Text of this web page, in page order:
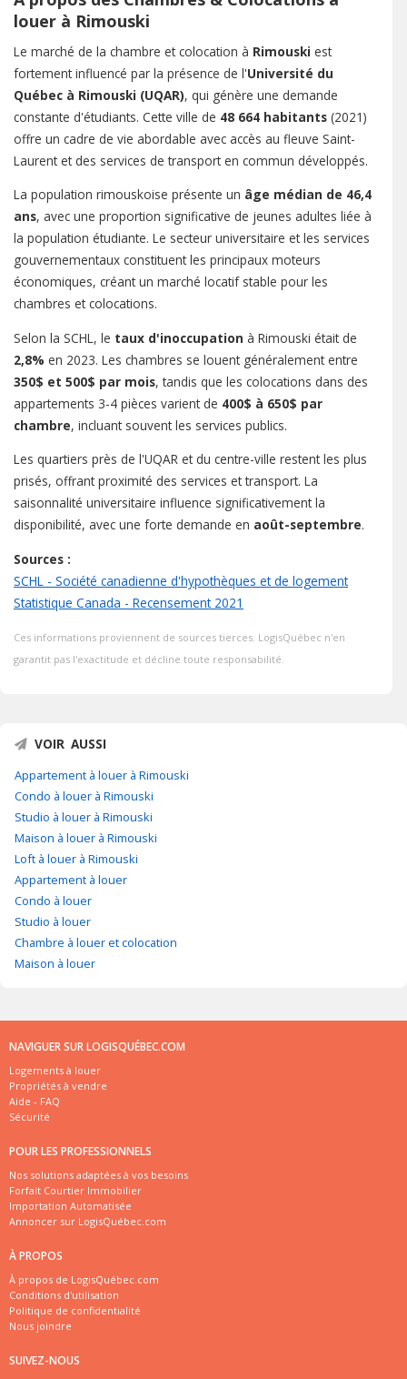
louer à Rimouski
Le marché de la chambre et colocation à Rimouski est
fortement influencé par la présence de l'Université du
Québec à Rimouski (UQAR), qui génère une demande
constante d'étudiants. Cette ville de 48 664 habitants (2021)
offre un cadre de vie abordable avec accès au fleuve Saint-
Laurent et des services de transport en commun développés.
La population rimouskoise présente un âge médian de 46,4
ans, avec une proportion significative de jeunes adultes liée à
la population étudiante. Le secteur universitaire et les services
gouvernementaux constituent les principaux moteurs
économiques, créant un marché locatif stable pour les
chambres et colocations.
Selon la SCHL, le taux d'inoccupation à Rimouski était de
2,8% en 2023. Les chambres se louent généralement entre
350$ et 500$ par mois, tandis que les colocations dans des
appartements 3-4 pièces varient de 400$ à 650$ par
chambre, incluant souvent les services publics.
Les quartiers près de l'UQAR et du centre-ville restent les plus
prisés, offrant proximité des services et transport. La
saisonnalité universitaire influence significativement la
disponibilité, avec une forte demande en août-septembre.
Sources :
SCHL - Société canadienne d'hypothèques et de logement
Statistique Canada - Recensement 2021
Ces informations proviennent de sources tierces. LogisQuébec n'en
garantit pas l'exactitude et décline toute responsabilité.
VOIR AUSSI
Appartement à louer à Rimouski
Condo à louer à Rimouski
Studio à louer à Rimouski
Maison à louer à Rimouski
Loft à louer à Rimouski
Appartement à louer
Condo à louer
Studio à louer
Chambre à louer et colocation
Maison à louer
NAVIGUER SUR LOGISQUÉBEC.COM
Logements à louer
Propriétés à vendre
Aide - FAQ
Sécurité
POUR LES PROFESSIONNELS
Nos solutions adaptées à vos besoins
Forfait Courtier Immobilier
Importation Automatisée
Annoncer sur LogisQuébec.com
À PROPOS
À propos de LogisQuébec.com
Conditions d'utilisation
Politique de confidentialité
Nous joindre
SUIVEZ-NOUS